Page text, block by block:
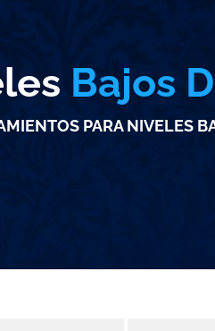
Bajos
PARA NIVELES